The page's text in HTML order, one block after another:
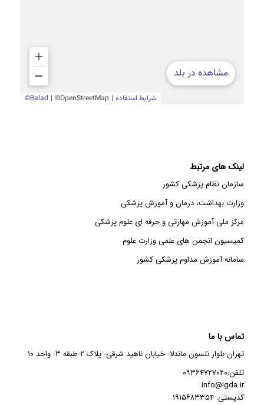
لینک های مرتبط
سازمان نظام پزشکی کشور
وزارت بهداشت، درمان و آموزش پزشکی
مرکز ملی آموزش مهارتی و حرفه ای علوم پزشکی
کمیسیون انجمن های علمی وزارت علوم
سامانه آموزش مداوم پزشکی کشور
تماس با ما
تهران-بلوار نلسون ماندلا- خیابان ناهید شرقی- پلاک ۲-طبقه ۳- واحد ۱۰
تلفن:۰۹۳۶۴۷۲۷۰۲۰
info@igda.ir
کدپستی: ۱۹۱۵۶۸۳۳۵۴